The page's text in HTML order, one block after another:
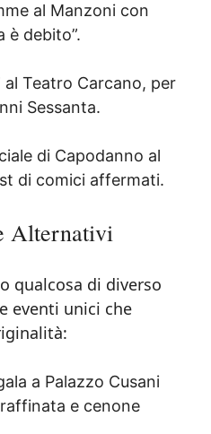
al Manzoni con
è debito”.
al Teatro Carcano, per
Sessanta.
di Capodanno al
di comici affermati.
Alternativi
qualcosa di diverso
eventi unici che
a Palazzo Cusani
e cenone